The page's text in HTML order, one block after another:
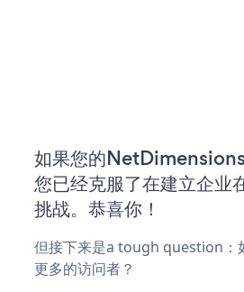
如果您的
您已经克服了在建立企业
挑战。恭喜你！
但接下来是a tough question
更多的访问者？